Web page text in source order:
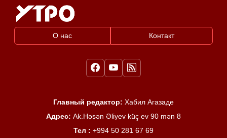
О нас Контакт
Главный редактор: Хабил Агазаде
Адрес: Ak.Həsən Əliyev küç ev 90 mən 8
Тел : +994 50 281 67 69